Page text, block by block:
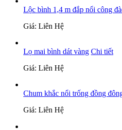
Lộc bình 1,4 m đắp nổi công
Giá: Liên Hệ
Lọ mai bình dát vàng Chi tiết
Giá: Liên Hệ
Chum khắc nổi trống đồng
Giá: Liên Hệ